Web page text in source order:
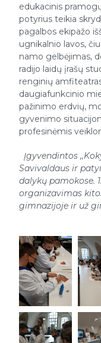
edukacinis
potyrius teikia
pagalbos ekipažo
ugnikalnio lavos,
namo gelbėjimas,
radijo laidų įrašų
renginių
daugiafunkcinio
pažinimo erdvių,
gyvenimo
profesinėmis
Įgyvendintos
Savivaldaus ir
dalykų pamokose.
organizavimas
gimnazijoje ir už